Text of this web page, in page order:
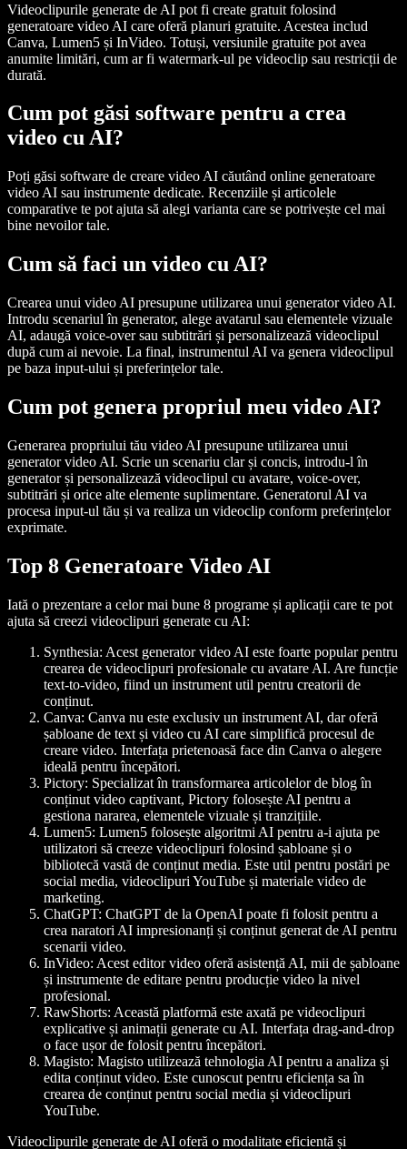
Videoclipurile generate de AI pot fi create gratuit folosind
generatoare video AI care oferă planuri gratuite. Acestea includ
Canva, Lumen5 și InVideo. Totuși, versiunile gratuite pot avea
anumite limitări, cum ar fi watermark-ul pe videoclip sau restricții de
durată.
Cum pot găsi software pentru a crea
video cu AI?
Poți găsi software de creare video AI căutând online generatoare
video AI sau instrumente dedicate. Recenziile și articolele
comparative te pot ajuta să alegi varianta care se potrivește cel mai
bine nevoilor tale.
Cum să faci un video cu AI?
Crearea unui video AI presupune utilizarea unui generator video AI.
Introdu scenariul în generator, alege avatarul sau elementele vizuale
AI, adaugă voice-over sau subtitrări și personalizează videoclipul
după cum ai nevoie. La final, instrumentul AI va genera videoclipul
pe baza input-ului și preferințelor tale.
Cum pot genera propriul meu video AI?
Generarea propriului tău video AI presupune utilizarea unui
generator video AI. Scrie un scenariu clar și concis, introdu-l în
generator și personalizează videoclipul cu avatare, voice-over,
subtitrări și orice alte elemente suplimentare. Generatorul AI va
procesa input-ul tău și va realiza un videoclip conform preferințelor
exprimate.
Top 8 Generatoare Video AI
Iată o prezentare a celor mai bune 8 programe și aplicații care te pot
ajuta să creezi videoclipuri generate cu AI:
Synthesia: Acest generator video AI este foarte popular pentru
crearea de videoclipuri profesionale cu avatare AI. Are funcție
text-to-video, fiind un instrument util pentru creatorii de
conținut.
Canva: Canva nu este exclusiv un instrument AI, dar oferă
șabloane de text și video cu AI care simplifică procesul de
creare video. Interfața prietenoasă face din Canva o alegere
ideală pentru începători.
Pictory: Specializat în transformarea articolelor de blog în
conținut video captivant, Pictory folosește AI pentru a
gestiona nararea, elementele vizuale și tranzițiile.
Lumen5: Lumen5 folosește algoritmi AI pentru a-i ajuta pe
utilizatori să creeze videoclipuri folosind șabloane și o
bibliotecă vastă de conținut media. Este util pentru postări pe
social media, videoclipuri YouTube și materiale video de
marketing.
ChatGPT: ChatGPT de la OpenAI poate fi folosit pentru a
crea naratori AI impresionanți și conținut generat de AI pentru
scenarii video.
InVideo: Acest editor video oferă asistență AI, mii de șabloane
și instrumente de editare pentru producție video la nivel
profesional.
RawShorts: Această platformă este axată pe videoclipuri
explicative și animații generate cu AI. Interfața drag-and-drop
o face ușor de folosit pentru începători.
Magisto: Magisto utilizează tehnologia AI pentru a analiza și
edita conținut video. Este cunoscut pentru eficiența sa în
crearea de conținut pentru social media și videoclipuri
YouTube.
Videoclipurile generate de AI oferă o modalitate eficientă și